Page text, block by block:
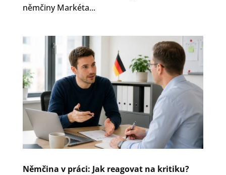
němčiny Markéta...
Němčina v práci: Jak reagovat na kritiku?